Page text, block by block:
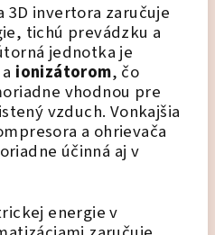
3D invertora zaručuje
tichú prevádzku a
jednotka je
a ionizátorom, čo
vhodnou pre
vzduch. Vonkajšia
a ohrievača
účinná aj v
energie v